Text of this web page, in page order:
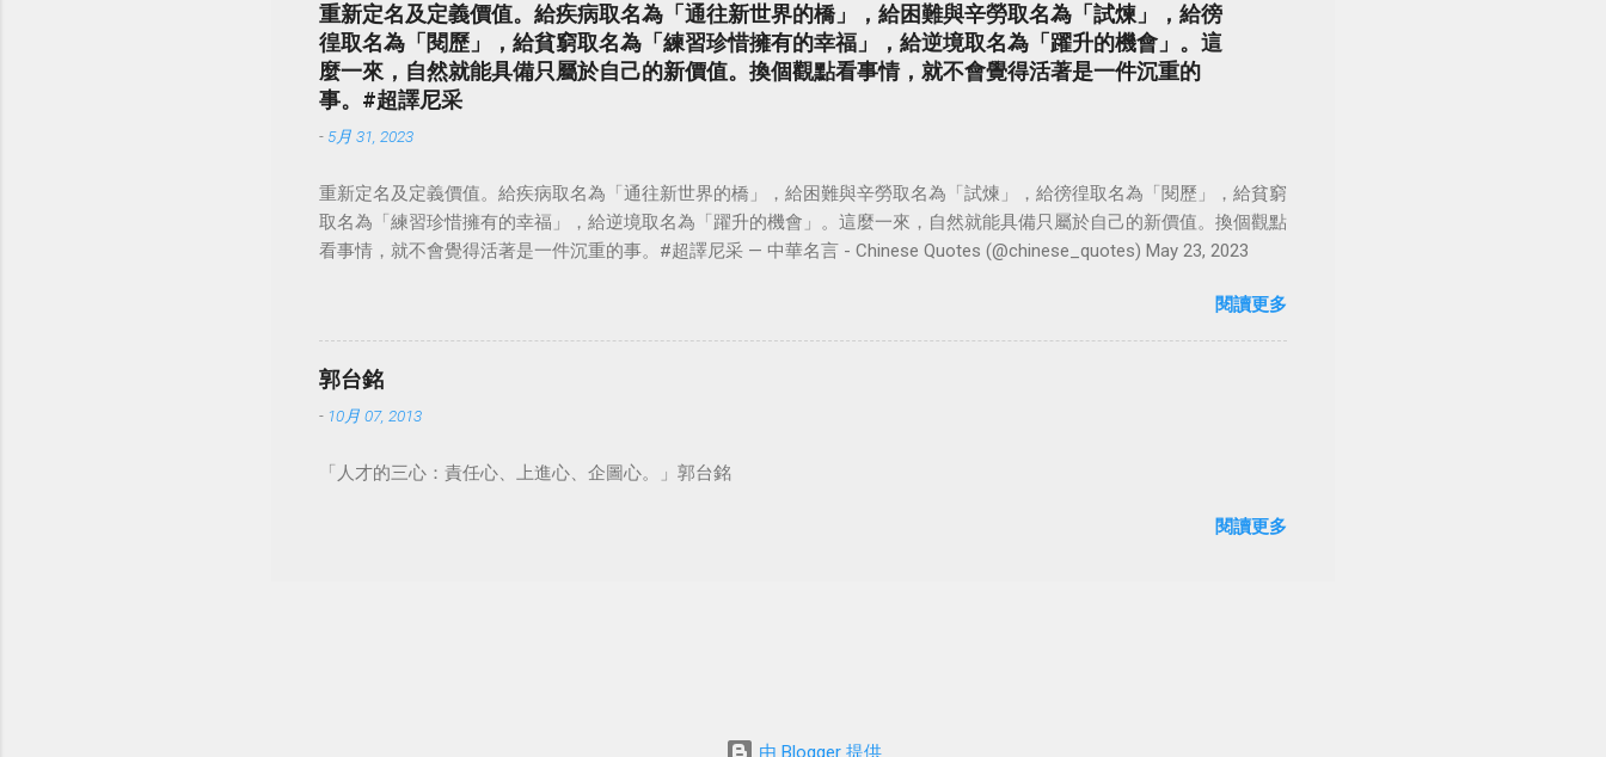
重新定名及定義價值。給疾病取名為「通往新世界的橋」，給困難與辛勞取名為「試煉」，給徬
徨取名為「閱歷」，給貧窮取名為「練習珍惜擁有的幸福」，給逆境取名為「躍升的機會」。這
麼一來，自然就能具備只屬於自己的新價值。換個觀點看事情，就不會覺得活著是一件沉重的
事。#超譯尼采
- 5月 31, 2023
重新定名及定義價值。給疾病取名為「通往新世界的橋」，給困難與辛勞取名為「試煉」，給徬徨取名為「閱歷」，給貧窮
取名為「練習珍惜擁有的幸福」，給逆境取名為「躍升的機會」。這麼一來，自然就能具備只屬於自己的新價值。換個觀點
看事情，就不會覺得活著是一件沉重的事。#超譯尼采 — 中華名言 - Chinese Quotes (@chinese_quotes) May 23, 2023
閱讀更多
郭台銘
- 10月 07, 2013
「人才的三心：責任心、上進心、企圖心。」郭台銘
閱讀更多
由 Blogger 提供